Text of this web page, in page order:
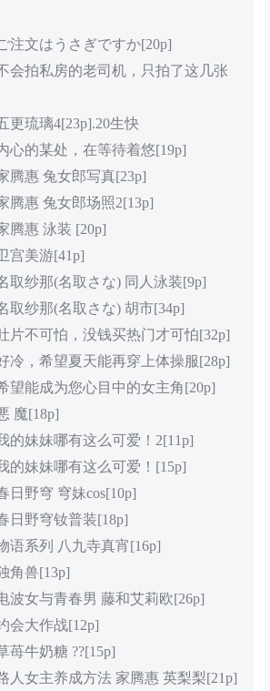
注文はうさぎですか[20p]
会拍私房的老司机，只拍了这几张
更琉璃4[23p].20生快
心的某处，在等待着悠[19p]
腾惠 兔女郎写真[23p]
腾惠 兔女郎场照2[13p]
腾惠 泳装 [20p]
宫美游[41p]
取纱那(名取さな) 同人泳装[9p]
取纱那(名取さな) 胡市[34p]
片不可怕，没钱买热门才可怕[32p]
冷，希望夏天能再穿上体操服[28p]
望能成为您心目中的女主角[20p]
魔[18p]
的妹妹哪有这么可爱！2[11p]
的妹妹哪有这么可爱！[15p]
日野穹 穹妹cos[10p]
日野穹钕普装[18p]
语系列 八九寺真宵[16p]
角兽[13p]
波女与青春男 藤和艾莉欧[26p]
会大作战[12p]
苺牛奶糖 ??[15p]
人女主养成方法 家腾惠 英梨梨[21p]